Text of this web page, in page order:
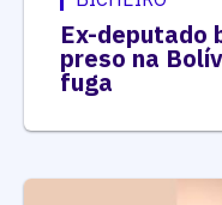
Ex-deputado
preso na
fuga